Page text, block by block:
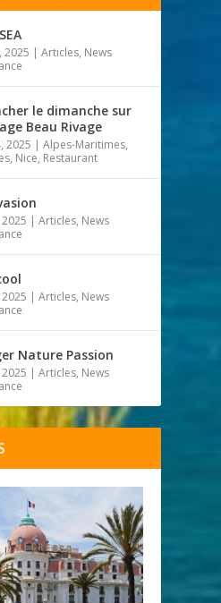
2025 |Articles, News
le dimanche sur
Beau Rivage
2025 |Alpes-Maritimes,
, Nice, Restaurant
2025 |Articles, News
2025 |Articles, News
Nature Passion
2025 |Articles, News